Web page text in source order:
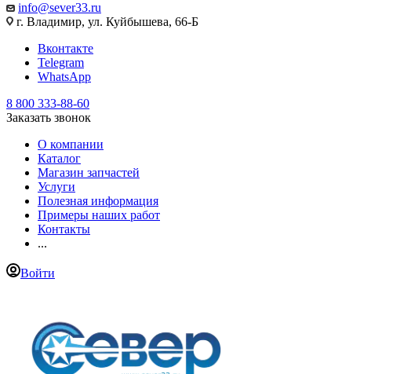
info@sever33.ru
г. Владимир, ул. Куйбышева, 66-Б
Вконтакте
Telegram
WhatsApp
8 800 333-88-60
Заказать звонок
О компании
Каталог
Магазин запчастей
Услуги
Полезная информация
Примеры наших работ
Контакты
...
Войти